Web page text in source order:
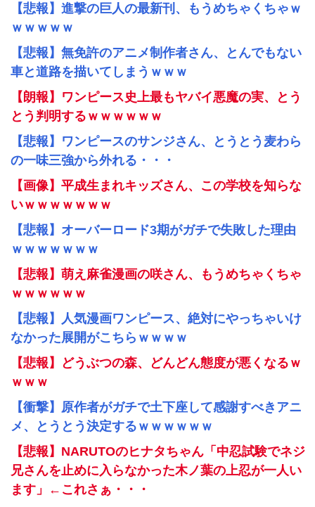
【悲報】進撃の巨人の最新刊、もうめちゃくちゃｗ
ｗｗｗｗｗ
【悲報】無免許のアニメ制作者さん、とんでもない
車と道路を描いてしまうｗｗｗ
【朗報】ワンピース史上最もヤバイ悪魔の実、とう
とう判明するｗｗｗｗｗｗ
【悲報】ワンピースのサンジさん、とうとう麦わら
の一味三強から外れる・・・
【画像】平成生まれキッズさん、この学校を知らな
いｗｗｗｗｗｗｗ
【悲報】オーバーロード3期がガチで失敗した理由
ｗｗｗｗｗｗｗ
【悲報】萌え麻雀漫画の咲さん、もうめちゃくちゃ
ｗｗｗｗｗｗ
【悲報】人気漫画ワンピース、絶対にやっちゃいけ
なかった展開がこちらｗｗｗｗ
【悲報】どうぶつの森、どんどん態度が悪くなるｗ
ｗｗｗ
【衝撃】原作者がガチで土下座して感謝すべきアニ
メ、とうとう決定するｗｗｗｗｗｗ
【悲報】NARUTOのヒナタちゃん「中忍試験でネジ
兄さんを止めに入らなかった木ノ葉の上忍が一人い
ます」←これさぁ・・・